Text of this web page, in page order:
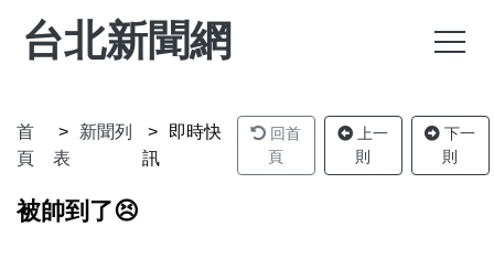
台北新聞網
首
頁
新聞列
表
即時快
訊
回首
頁
上一
則
下一
則
被帥到了😣